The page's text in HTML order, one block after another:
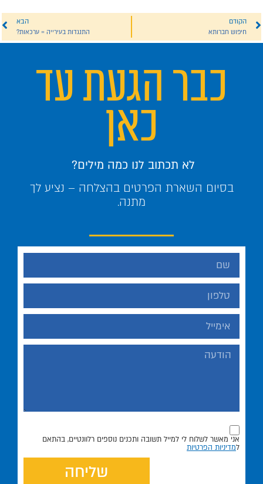
הקודם
חיפוש חברותא
הבא
התנגדות בעירייה = ערכאות?
כבר הגעת עד
כאן
לא תכתוב לנו כמה מילים?
בסיום השארת הפרטים בהצלחה – נציע לך
מתנה.
אני מאשר לשלוח לי למייל תשובה ותכנים נוספים רלוונטיים, בהתאם
למדיניות הפרטיות
שליחה